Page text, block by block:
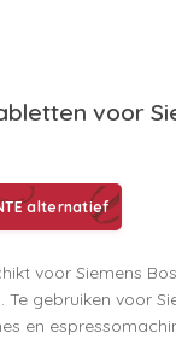
voor
alternatief
voor Siemens
gebruiken voor
en